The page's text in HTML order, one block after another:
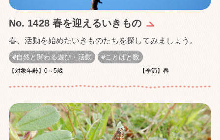
No. 1428 春を迎えるいきもの
春、活動を始めたいきものたちを探してみましょう。
自然と関わる遊び・活動 ことばと数
【対象年齢】0～5歳 【季節】春